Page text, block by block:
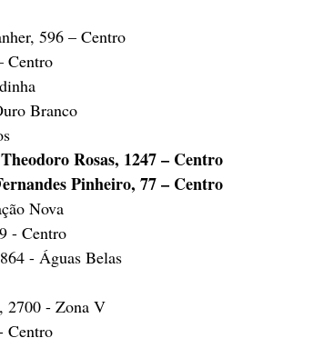
596 – Centro
Centro
Branco
Rosas, 1247 – Centro
Pinheiro, 77 – Centro
Nova
- Centro
- Águas Belas
2700 - Zona V
Centro